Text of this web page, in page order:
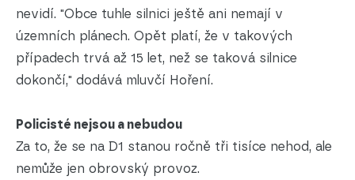
nevidí. "Obce tuhle silnici ještě ani nemají v
územních plánech. Opět platí, že v takových
případech trvá až 15 let, než se taková silnice
dokončí," dodává mluvčí Hoření.
Policisté nejsou a nebudou
Za to, že se na D1 stanou ročně tři tisíce nehod, ale
nemůže jen obrovský provoz.